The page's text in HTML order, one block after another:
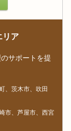
リア
サポートを提
、茨木市、吹田
市、芦屋市、西宮